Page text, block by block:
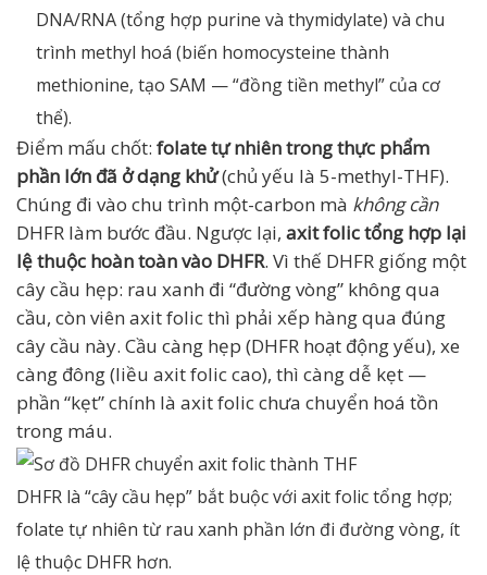
DNA/RNA (tổng hợp purine và thymidylate) và chu
trình methyl hoá (biến homocysteine thành
methionine, tạo SAM — “đồng tiền methyl” của cơ
thể).
Điểm mấu chốt: folate tự nhiên trong thực phẩm
phần lớn đã ở dạng khử(chủ yếu là 5-methyl-THF).
Chúng đi vào chu trình một-carbon mà không cần
DHFR làm bước đầu. Ngược lại, axit folic tổng hợp lại
lệ thuộc hoàn toàn vào DHFR. Vì thế DHFR giống một
cây cầu hẹp: rau xanh đi “đường vòng” không qua
cầu, còn viên axit folic thì phải xếp hàng qua đúng
cây cầu này. Cầu càng hẹp (DHFR hoạt động yếu), xe
càng đông (liều axit folic cao), thì càng dễ kẹt —
phần “kẹt” chính là axit folic chưa chuyển hoá tồn
trong máu.
DHFR là “cây cầu hẹp” bắt buộc với axit folic tổng hợp;
folate tự nhiên từ rau xanh phần lớn đi đường vòng, ít
lệ thuộc DHFR hơn.